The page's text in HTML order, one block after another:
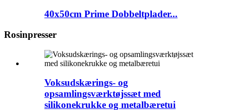
40x50cm Prime Dobbeltplader...
Rosinpresser
Voksudskærings- og
opsamlingsværktøjssæt med
silikonekrukke og metalbæretui